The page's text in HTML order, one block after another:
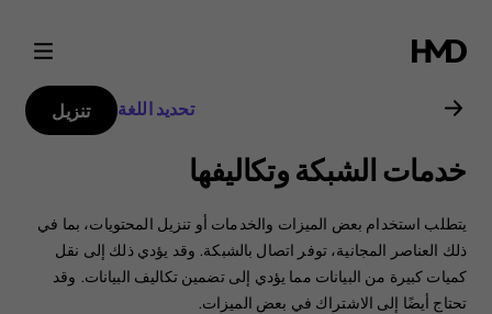
دليل
مستخدم
Nokia
C22
تحديد اللغة تنزيل
خدمات الشبكة وتكاليفها
يتطلب استخدام بعض الميزات والخدمات أو تنزيل المحتويات، بما في
ذلك العناصر المجانية، توفر اتصال بالشبكة. وقد يؤدي ذلك إلى نقل
كميات كبيرة من البيانات مما يؤدي إلى تضمين تكاليف البيانات. وقد
تحتاج أيضًا إلى الاشتراك في بعض الميزات.